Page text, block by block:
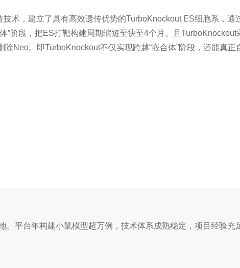
术，建立了具有高效遗传优势的TurboKnockout ES细胞系，通
阶段，把ES打靶构建周期缩短至快至4个月。且TurboKnockout
Neo。即TurboKnockout不仅实现跨越“嵌合体”阶段，还能真
平台年构建小鼠模型超万例，技术体系成熟稳定，项目经验充